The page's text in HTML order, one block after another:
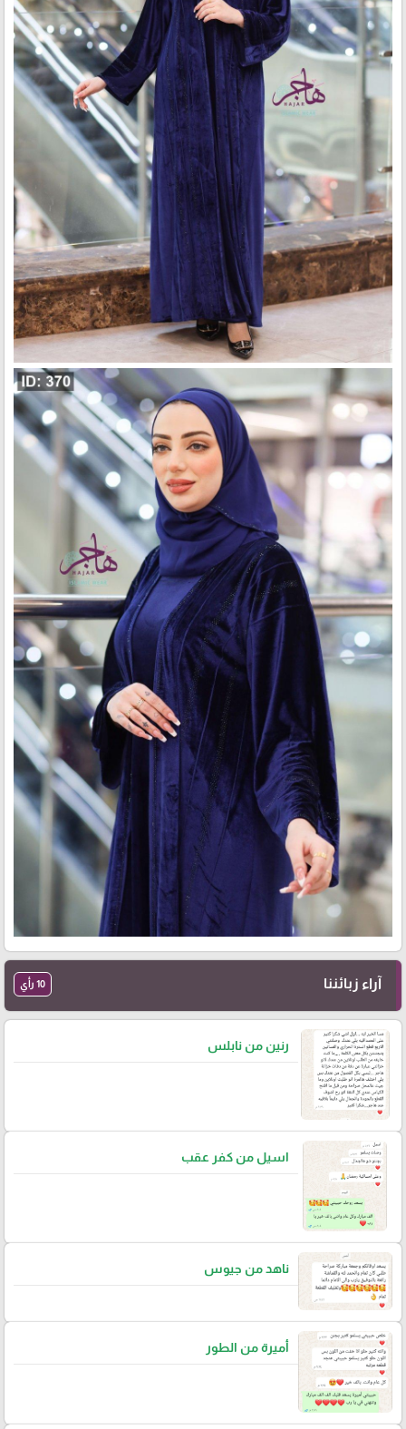
آراء زبائننا 10 رأي
رنين من نابلس
اسيل من كفر عقب
ناهد من جيوس
أميرة من الطور